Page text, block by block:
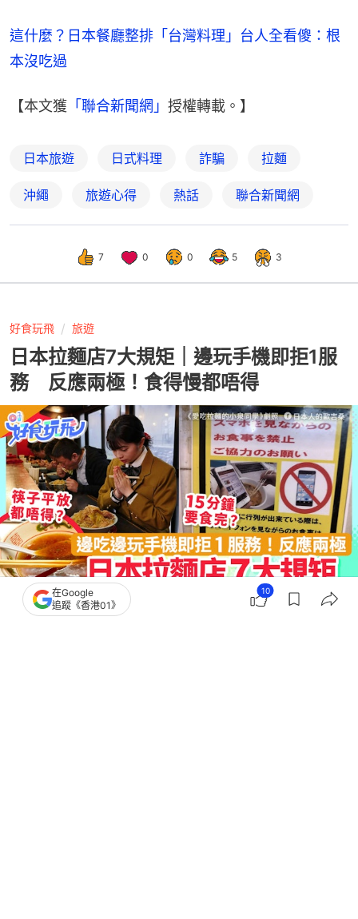
這什麼？日本餐廳整排「台灣料理」台人全看傻：根
本沒吃過
【本文獲 「聯合新聞網」 授權轉載。】
日本旅遊 日式料理 詐騙 拉麵
沖繩 旅遊心得 熱話 聯合新聞網
7 0 0 5 3
好食玩飛 旅遊
日本拉麵店7大規矩｜邊玩手機即拒1服
務 反應兩極！食得慢都唔得
撰文：陳映蓉
在Google
追蹤《香港01》
10